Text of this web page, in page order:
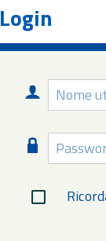
Login
Nome
utente
Password